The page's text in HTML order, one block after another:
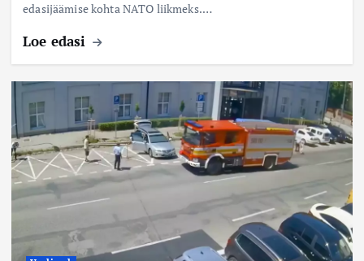
edasijäämise kohta NATO liikmeks.…
Loe edasi